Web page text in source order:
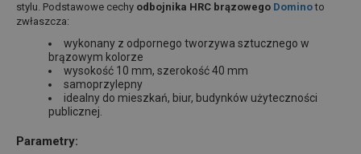
stylu. Podstawowe cechy odbojnika HRC brązowego Dominoto
zwłaszcza:
wykonany z odpornego tworzywa sztucznego w
brązowym kolorze
wysokość 10 mm, szerokość 40 mm
samoprzylepny
idealny do mieszkań, biur, budynków użyteczności
publicznej.
Parametry: